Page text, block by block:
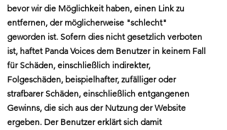
bevor wir die Möglichkeit haben, einen Link zu
entfernen, der möglicherweise "schlecht"
geworden ist. Sofern dies nicht gesetzlich verboten
ist, haftet Panda Voices dem Benutzer in keinem Fall
für Schäden, einschließlich indirekter,
Folgeschäden, beispielhafter, zufälliger oder
strafbarer Schäden, einschließlich entgangenen
Gewinns, die sich aus der Nutzung der Website
ergeben. Der Benutzer erklärt sich damit